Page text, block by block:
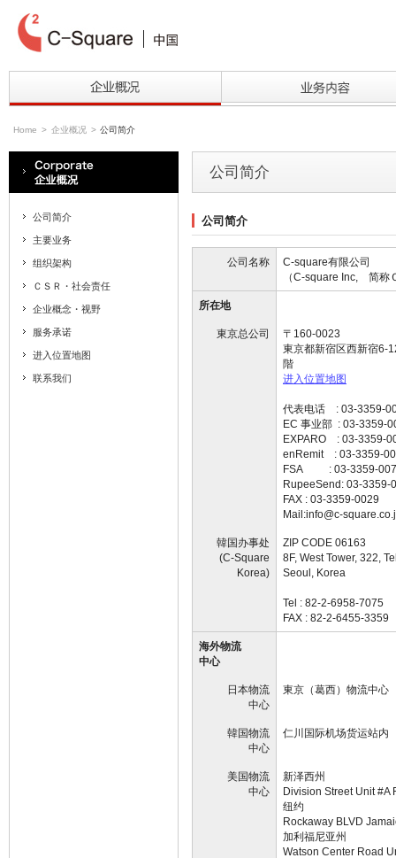
Home > 企业概况 > 公司简介
公司简介
主要业务
组织架构
ＣＳＲ・社会责任
企业概念・视野
服务承诺
进入位置地图
联系我们
公司简介
公司简介
公司名称
C-square有限公司
（C-square Inc, 简称
所在地
東京总公司
〒160-0023
東京都新宿区西新宿6-
階
进入位置地图
代表电话 : 03-3359-
EC 事业部 : 03-3359-
EXPARO : 03-3359-
enRemit : 03-3359-
FSA : 03-3359-
RupeeSend: 03-3359-
FAX : 03-3359-0029
Mail:info@c-
韓国办事处
(C-Square
Korea)
ZIP CODE 06163
8F, West Tower, 322,
Seoul, Korea
Tel : 82-2-6958-7075
FAX : 82-2-6455-3359
海外物流
中心
日本物流
中心
東京（葛西）物流中心
韓国物流
中心
仁川国际机场货运站内
美国物流
中心
新泽西州
Division Street Unit #A
纽约
Rockaway BLVD
加利福尼亚州
Watson Center Road